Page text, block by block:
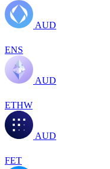
AUD
ENS
AUD
ETHW
AUD
FET